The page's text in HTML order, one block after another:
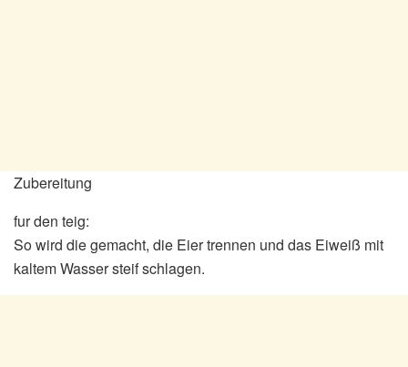
Zubereitung
fur den teig:
So wird die gemacht, die Eier trennen und das Eiweiß mit
kaltem Wasser steif schlagen.